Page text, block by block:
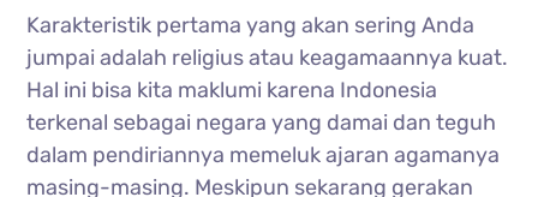
Karakteristik pertama yang akan sering Anda
jumpai adalah religius atau keagamaannya kuat.
Hal ini bisa kita maklumi karena Indonesia
terkenal sebagai negara yang damai dan teguh
dalam pendiriannya memeluk ajaran agamanya
masing-masing. Meskipun sekarang gerakan